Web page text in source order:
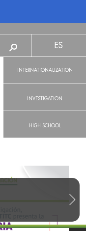
ES
INTERNATIONALIZATION
INVESTIGATION
HIGH SCHOOL